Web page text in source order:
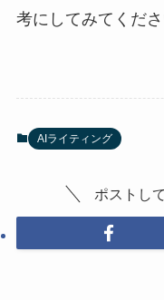
考にしてみてくださ
AIライティング
ポストし